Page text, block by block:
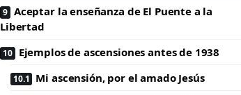
Aceptar la enseñanza de El Puente a la
Libertad
Ejemplos de ascensiones antes de 1938
Mi ascensión, por el amado Jesús